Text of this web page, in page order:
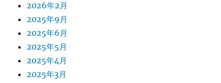
2026年2月
2025年9月
2025年6月
2025年5月
2025年4月
2025年3月